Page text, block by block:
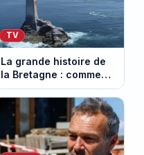
TV
La grande histoire de
la Bretagne : comment
les Bretons ont
défendu leur culture
au fil des décennies